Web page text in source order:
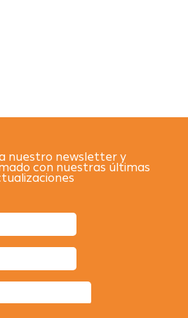
nuestro newsletter y
con nuestras últimas